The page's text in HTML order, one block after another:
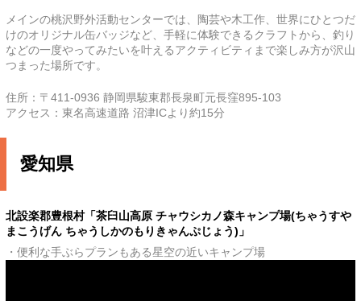
メインの桃沢野外活動センターでは、陶芸や木工作、世界にひとつだ
けのオリジナル缶バッジなど、手軽に体験できるクラフトから、釣り
などの一度やってみたいを叶えるアクティビティまで楽しみ方が沢山
つまった場所です。
住所：〒411-0936 静岡県駿東郡長泉町元長窪895-103
アクセス：東名高速道路 沼津ICより約15分
愛知県
北設楽郡豊根村「茶臼山高原 チャウシカノ森キャンプ場(ちゃうすや
まこうげん ちゃうしかのもりきゃんぷじょう)」
・便利な手ぶらプランもある星空の近いキャンプ場